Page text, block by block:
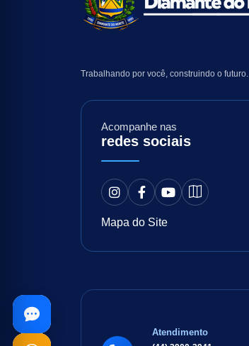
Trabalhando por você, construindo o futuro.
Acompanhe nas
redes sociais
Mapa do Site
Atendimento